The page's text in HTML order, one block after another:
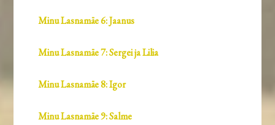
Minu Lasnamäe 6: Jaanus
Minu Lasnamäe 7: Sergei ja Lilia
Minu Lasnamäe 8: Igor
Minu Lasnamäe 9: Salme